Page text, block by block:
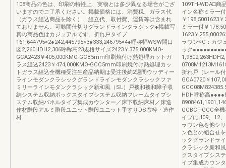
108商品の色は、印刷の特性上、実物とは多少異なる場合がござ
いますのでご了承ください。掲載価格には、消費税、ガラス代
（ガラス組込商品を除く）、組立代、取付費、運賃等は含まれ
ておりません。可動間仕切りグランドラインクラシック●掲載写
真の商品色はカジュアルです。折れ戸タイプ
161,644795×2●242,445795×3●333,246795×4●呼称幅WSW開口
図2,260HDH2,306呼称高23規格サイズ2423￥375,000KMO-
GCA2423￥405,000KMO-GCB5mm印刷焼付け熱処理カットガ
ラス組込2423￥474,000KMO-GCC5mm印刷焼付け熱処理カッ
トガラス組込全機種受注生産品納期は受注後約2週間ウッディー
ラインモダンクラシックグランドラインモダンクラシックファ
ミリーラインモダンクラシック新和風（SL）戸襖和襖和障子収
納システム収納ボックスタイプシステム収納フレームタイプシ
ステム収納パネルタイプ集成カウンター／床下収納床材／床造
作材階段アルミ階段ユニット階段ユニット手すりDS窓枠・造作
材
109TH-WDA□商
イン名称ミラー
￥198,5001623
ミラー付￥
1623￥
ラウン※C：カジ
ック
折れ戸（レール
GCA0720￥
HDH呼称高●●●●
GCBCF-GCC全
イプにH09、12
ラウン色を他シ
ン色との組合せ
ックグランドラ
クラシック新和
クスタイプシス
イプ集成カウン